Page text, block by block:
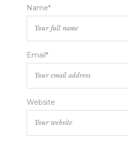
Name*
Email*
Website